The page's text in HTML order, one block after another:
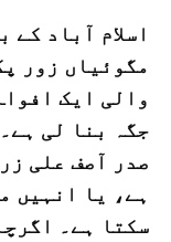
اسلام آباد
مگوئیاں زور
والی ایک
جگہ بنا لی
صدر آصف علی
ہے، یا انہیں
سکتا ہے۔